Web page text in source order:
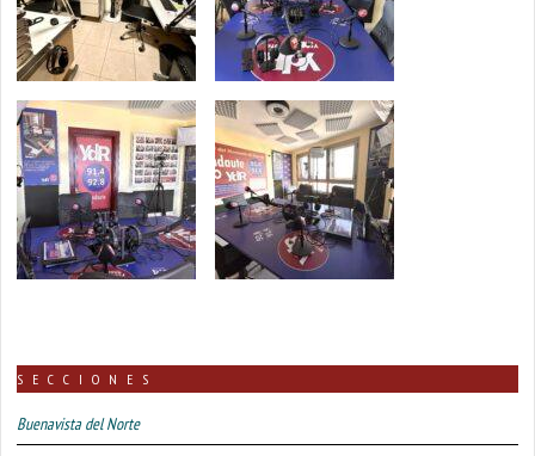
SECCIONES
Buenavista del Norte